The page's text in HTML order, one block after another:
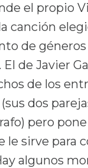
el propio
canción
de
de Javier
de los
dos
pero
le sirve para
algunos